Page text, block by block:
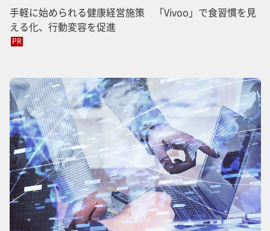
手軽に始められる健康経営施策 「Vivoo」で食習慣を見
える化、行動変容を促進
PR